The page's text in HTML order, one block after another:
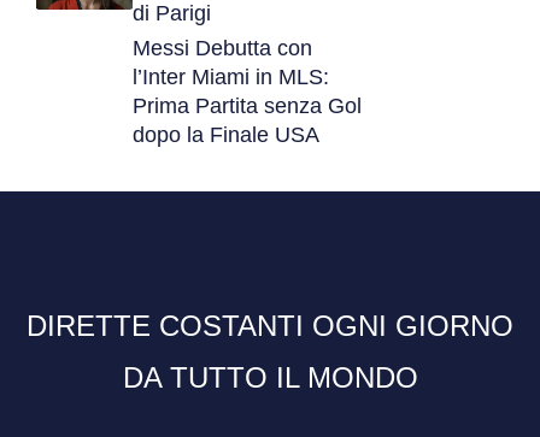
di Parigi
Messi Debutta con
l’Inter Miami in MLS:
Prima Partita senza Gol
dopo la Finale USA
DIRETTE COSTANTI OGNI GIORNO
DA TUTTO IL MONDO